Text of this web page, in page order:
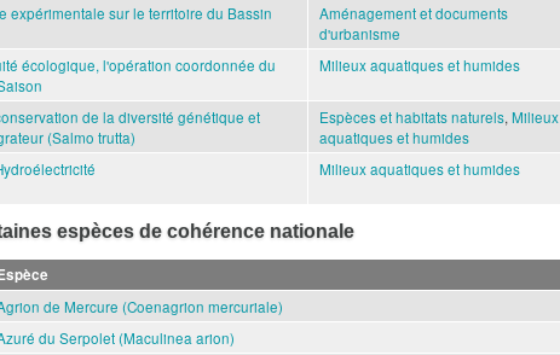
expérimentale sur le territoire du Bassin
Aménagement et documents
d'urbanisme
écologique, l'opération coordonnée du
Milieux aquatiques et humides
de la diversité génétique et
(Salmo trutta)
Espèces et habitats naturels, Milieux
aquatiques et humides
Milieux aquatiques et humides
espèces de cohérence nationale
de Mercure (Coenagrion mercuriale)
du Serpolet (Maculinea arion)